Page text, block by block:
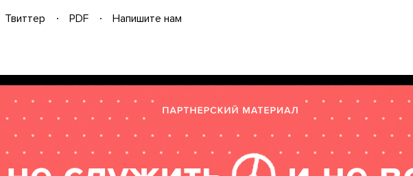
Твиттер PDF
Напишите нам